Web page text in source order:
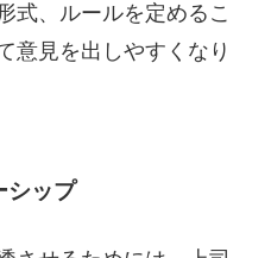
式、ルールを定めるこ
意見を出しやすくなり
シップ